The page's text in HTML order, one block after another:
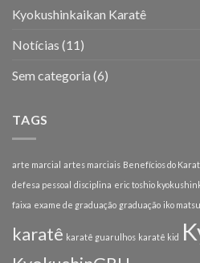
Kyokushinkaikan Karatê
Notícias (11)
Sem categoria (6)
TAGS
arte marcial artes marciais Benefícios do
defesa pessoal disciplina eric toshio
faixa exame de graduação graduação iko
karatê karatê guarulhos karatê kid